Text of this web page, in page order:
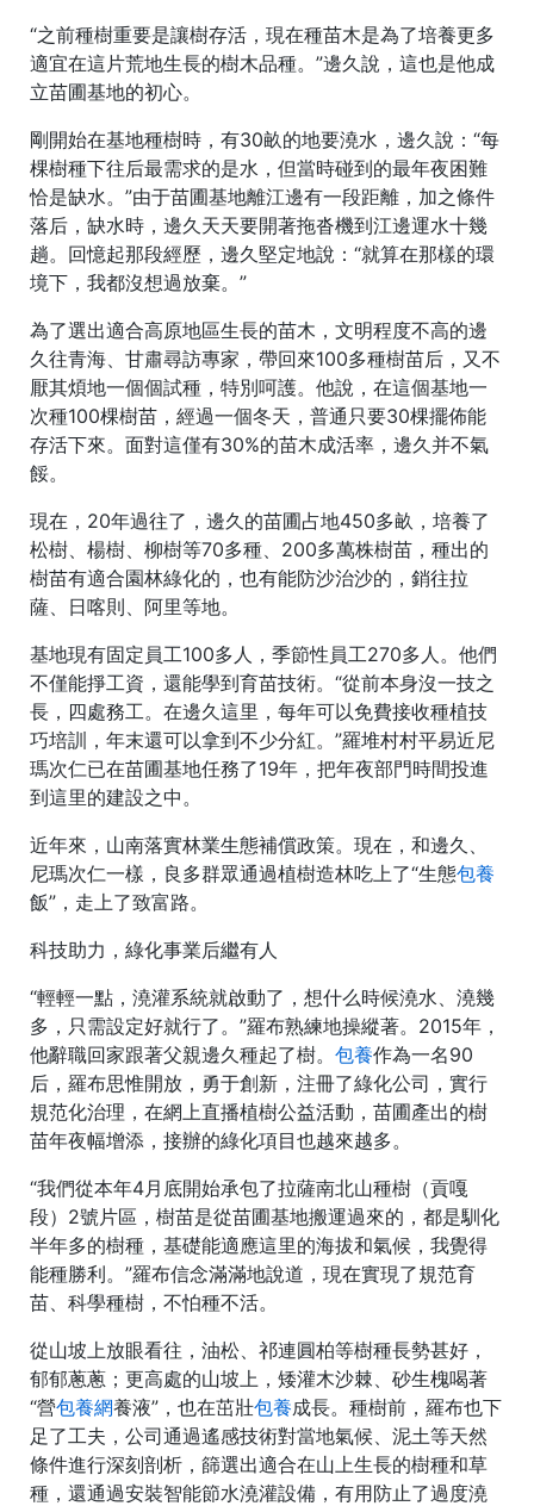
“之前種樹重要是讓樹存活，現在種苗木是為了培養更多
適宜在這片荒地生長的樹木品種。”邊久說，這也是他成
立苗圃基地的初心。
剛開始在基地種樹時，有30畝的地要澆水，邊久說：“每
棵樹種下往后最需求的是水，但當時碰到的最年夜困難
恰是缺水。”由于苗圃基地離江邊有一段距離，加之條件
落后，缺水時，邊久天天要開著拖沓機到江邊運水十幾
趟。回憶起那段經歷，邊久堅定地說：“就算在那樣的環
境下，我都沒想過放棄。”
為了選出適合高原地區生長的苗木，文明程度不高的邊
久往青海、甘肅尋訪專家，帶回來100多種樹苗后，又不
厭其煩地一個個試種，特別呵護。他說，在這個基地一
次種100棵樹苗，經過一個冬天，普通只要30棵擺佈能
存活下來。面對這僅有30%的苗木成活率，邊久并不氣
餒。
現在，20年過往了，邊久的苗圃占地450多畝，培養了
松樹、楊樹、柳樹等70多種、200多萬株樹苗，種出的
樹苗有適合園林綠化的，也有能防沙治沙的，銷往拉
薩、日喀則、阿里等地。
基地現有固定員工100多人，季節性員工270多人。他們
不僅能掙工資，還能學到育苗技術。“從前本身沒一技之
長，四處務工。在邊久這里，每年可以免費接收種植技
巧培訓，年末還可以拿到不少分紅。”羅堆村村平易近尼
瑪次仁已在苗圃基地任務了19年，把年夜部門時間投進
到這里的建設之中。
近年來，山南落實林業生態補償政策。現在，和邊久、
尼瑪次仁一樣，良多群眾通過植樹造林吃上了“生態包養
飯”，走上了致富路。
科技助力，綠化事業后繼有人
“輕輕一點，澆灌系統就啟動了，想什么時候澆水、澆幾
多，只需設定好就行了。”羅布熟練地操縱著。2015年，
他辭職回家跟著父親邊久種起了樹。 包養作為一名90
后，羅布思惟開放，勇于創新，注冊了綠化公司，實行
規范化治理，在網上直播植樹公益活動，苗圃產出的樹
苗年夜幅增添，接辦的綠化項目也越來越多。
“我們從本年4月底開始承包了拉薩南北山種樹（貢嘎
段）2號片區，樹苗是從苗圃基地搬運過來的，都是馴化
半年多的樹種，基礎能適應這里的海拔和氣候，我覺得
能種勝利。”羅布信念滿滿地說道，現在實現了規范育
苗、科學種樹，不怕種不活。
從山坡上放眼看往，油松、祁連圓柏等樹種長勢甚好，
郁郁蔥蔥；更高處的山坡上，矮灌木沙棘、砂生槐喝著
“營包養網養液”，也在茁壯包養成長。種樹前，羅布也下
足了工夫，公司通過遙感技術對當地氣候、泥土等天然
條件進行深刻剖析，篩選出適合在山上生長的樹種和草
種，還通過安裝智能節水澆灌設備，有用防止了過度澆